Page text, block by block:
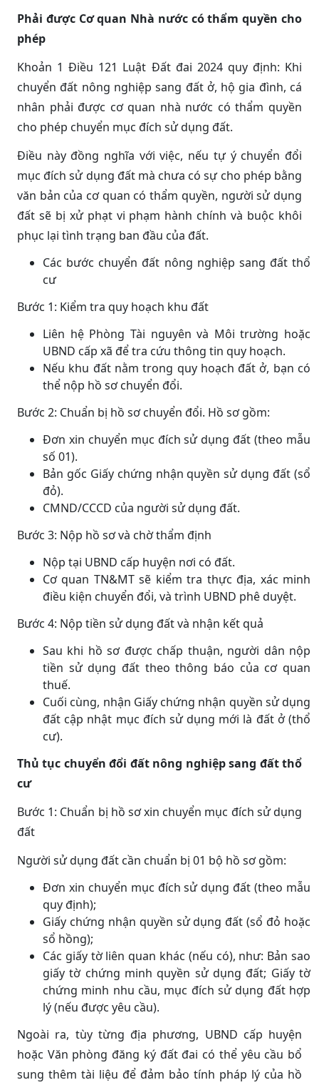
Phải được Cơ quan Nhà nước có thẩm quyền cho
phép
Khoản 1 Điều 121 Luật Đất đai 2024 quy định: Khi
chuyển đất nông nghiệp sang đất ở, hộ gia đình, cá
nhân phải được cơ quan nhà nước có thẩm quyền
cho phép chuyển mục đích sử dụng đất.
Điều này đồng nghĩa với việc, nếu tự ý chuyển đổi
mục đích sử dụng đất mà chưa có sự cho phép bằng
văn bản của cơ quan có thẩm quyền, người sử dụng
đất sẽ bị xử phạt vi phạm hành chính và buộc khôi
phục lại tình trạng ban đầu của đất.
Các bước chuyển đất nông nghiệp sang đất thổ
cư
Bước 1: Kiểm tra quy hoạch khu đất
Liên hệ Phòng Tài nguyên và Môi trường hoặc
UBND cấp xã để tra cứu thông tin quy hoạch.
Nếu khu đất nằm trong quy hoạch đất ở, bạn có
thể nộp hồ sơ chuyển đổi.
Bước 2: Chuẩn bị hồ sơ chuyển đổi. Hồ sơ gồm:
Đơn xin chuyển mục đích sử dụng đất (theo mẫu
số 01).
Bản gốc Giấy chứng nhận quyền sử dụng đất (sổ
đỏ).
CMND/CCCD của người sử dụng đất.
Bước 3: Nộp hồ sơ và chờ thẩm định
Nộp tại UBND cấp huyện nơi có đất.
Cơ quan TN&MT sẽ kiểm tra thực địa, xác minh
điều kiện chuyển đổi, và trình UBND phê duyệt.
Bước 4: Nộp tiền sử dụng đất và nhận kết quả
Sau khi hồ sơ được chấp thuận, người dân nộp
tiền sử dụng đất theo thông báo của cơ quan
thuế.
Cuối cùng, nhận Giấy chứng nhận quyền sử dụng
đất cập nhật mục đích sử dụng mới là đất ở (thổ
cư).
Thủ tục chuyển đổi đất nông nghiệp sang đất thổ
cư
Bước 1: Chuẩn bị hồ sơ xin chuyển mục đích sử dụng
đất
Người sử dụng đất cần chuẩn bị 01 bộ hồ sơ gồm:
Đơn xin chuyển mục đích sử dụng đất (theo mẫu
quy định);
Giấy chứng nhận quyền sử dụng đất (sổ đỏ hoặc
sổ hồng);
Các giấy tờ liên quan khác (nếu có), như: Bản sao
giấy tờ chứng minh quyền sử dụng đất; Giấy tờ
chứng minh nhu cầu, mục đích sử dụng đất hợp
lý (nếu được yêu cầu).
Ngoài ra, tùy từng địa phương, UBND cấp huyện
hoặc Văn phòng đăng ký đất đai có thể yêu cầu bổ
sung thêm tài liệu để đảm bảo tính pháp lý của hồ